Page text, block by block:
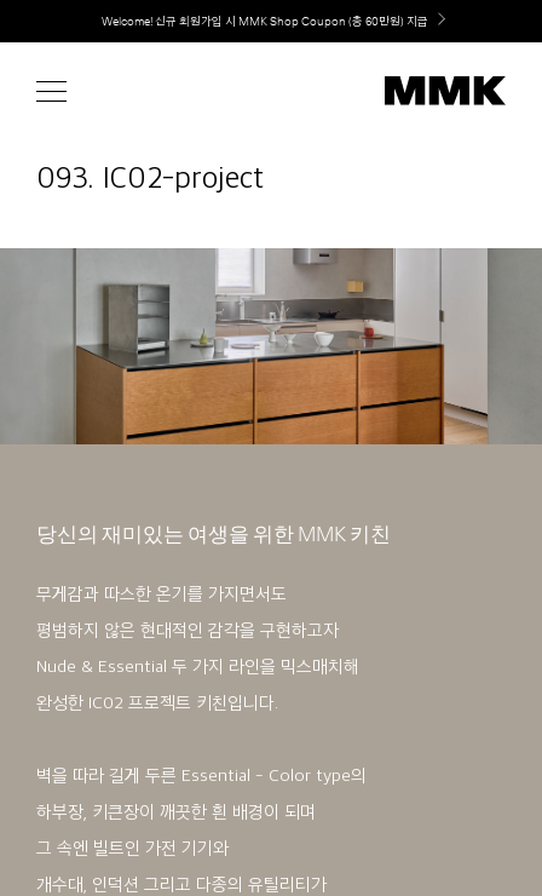
content
취향대로 완성하는 커스텀 아일랜드 키친, MMK The Island 출시
093. IC02-project
당신의 재미있는 여생을 위한 MMK 키친
무게감과 따스한 온기를 가지면서도
평범하지 않은 현대적인 감각을 구현하고자
Nude & Essential 두 가지 라인을 믹스매치해
완성한 IC02 프로젝트 키친입니다.
벽을 따라 길게 두른 Essential - Color type의
하부장, 키큰장이 깨끗한 흰 배경이 되며
그 속엔 빌트인 가전 기기와
개수대, 인덕션 그리고 다종의 유틸리티가